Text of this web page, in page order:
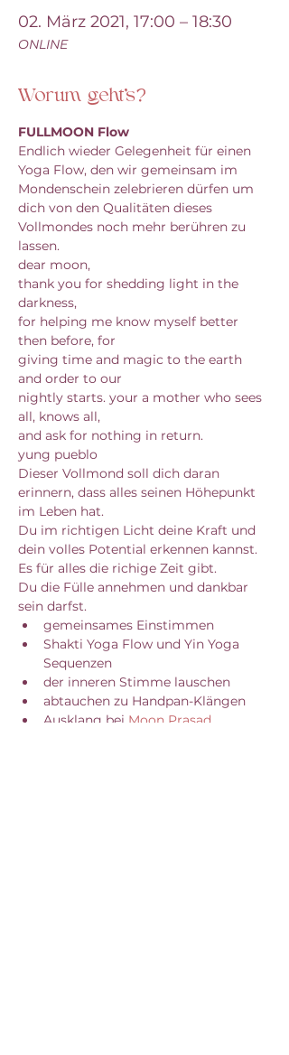
02. März 2021, 17:00 – 18:30
ONLINE
Worum geht's?
FULLMOON Flow
Endlich wieder Gelegenheit für einen
Yoga Flow, den wir gemeinsam im
Mondenschein zelebrieren dürfen um
dich von den Qualitäten dieses
Vollmondes noch mehr berühren zu
lassen.
dear moon,
thank you for shedding light in the
darkness,
for helping me know myself better
then before, for
giving time and magic to the earth
and order to our
nightly starts. your a mother who sees
all, knows all,
and ask for nothing in return.
yung pueblo
Dieser Vollmond soll dich daran
erinnern, dass alles seinen Höhepunkt
im Leben hat.
Du im richtigen Licht deine Kraft und
dein volles Potential erkennen kannst.
Es für alles die richige Zeit gibt.
Du die Fülle annehmen und dankbar
sein darfst.
gemeinsames Einstimmen
Shakti Yoga Flow und Yin Yoga
Sequenzen
der inneren Stimme lauschen
abtauchen zu Handpan-Klängen
Ausklang bei Moon Prasad